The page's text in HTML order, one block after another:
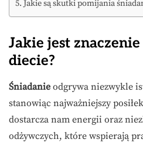
Jakie są skutki pomijania
Jakie jest
diecie?
Śniadanie odgrywa niezwykle
stanowiąc najważniejszy
dostarcza nam energii oraz
odżywczych, które wspierają